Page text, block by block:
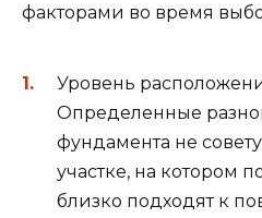
факторами во время
Уровень
Определенные
фундамента не
участке, на котором
близко подходят к